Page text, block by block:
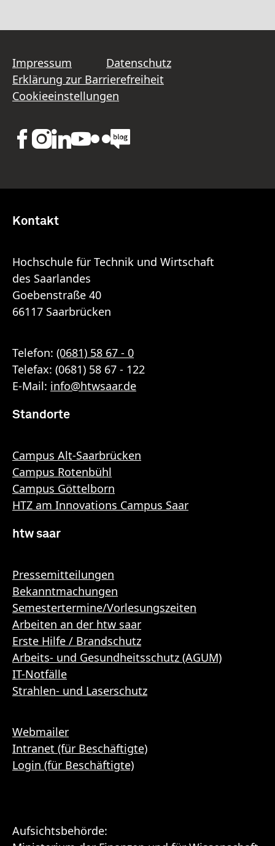
Impressum
Datenschutz
Erklärung zur Barrierefreiheit
Cookieeinstellungen
Kontakt
Hochschule für Technik und Wirtschaft
des Saarlandes
Goebenstraße 40
66117 Saarbrücken
Telefon: (0681) 58 67 - 0
Telefax: (0681) 58 67 - 122
E-Mail: info@htwsaar.de
Standorte
Campus Alt-Saarbrücken
Campus Rotenbühl
Campus Göttelborn
HTZ am Innovations Campus Saar
htw saar
Pressemitteilungen
Bekanntmachungen
Semestertermine/Vorlesungszeiten
Arbeiten an der htw saar
Erste Hilfe / Brandschutz
Arbeits- und Gesundheitsschutz (AGUM)
IT-Notfälle
Strahlen- und Laserschutz
Webmailer
Intranet (für Beschäftigte)
Login (für Beschäftigte)
Aufsichtsbehörde: